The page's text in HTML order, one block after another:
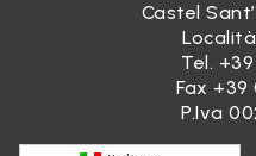
Castel
Tel. +39
Fax +39
P.Iva